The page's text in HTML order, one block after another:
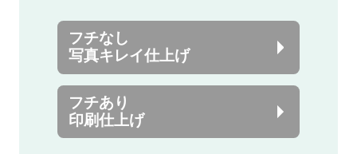
フチなし
写真キレイ仕上げ
フチあり
印刷仕上げ